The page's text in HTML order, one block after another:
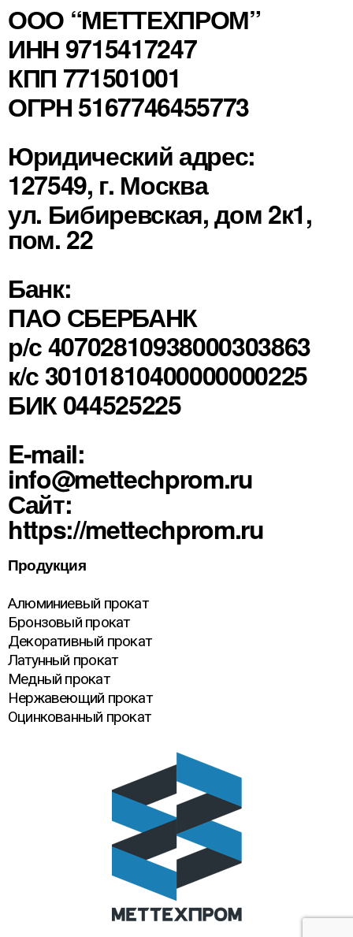
ООО “МЕТТЕХПРОМ”
ИНН 9715417247
КПП 771501001
ОГРН 5167746455773
Юридический адрес:
127549, г. Москва
ул. Бибиревская, дом 2к1,
пом. 22
Банк:
ПАО СБЕРБАНК
р/с 40702810938000303863
к/с 30101810400000000225
БИК 044525225
E-mail:
info@mettechprom.ru
Сайт:
https://mettechprom.ru
Продукция
Алюминиевый прокат
Бронзовый прокат
Декоративный прокат
Латунный прокат
Медный прокат
Нержавеющий прокат
Оцинкованный прокат